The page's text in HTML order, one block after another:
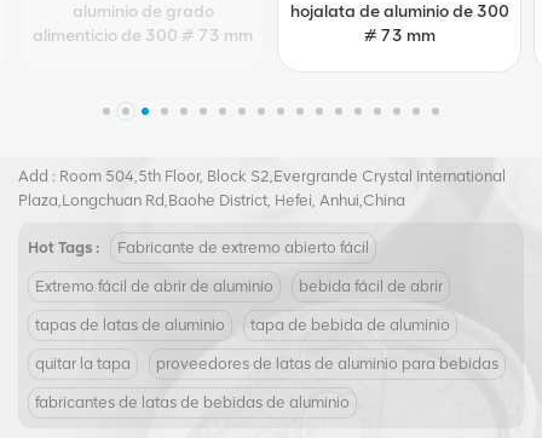
hojalata de aluminio de 300
# 73 mm
aluminio de forma redonda
de 307 # 83 mm
+8617855139217
Add : Room 504,5th Floor, Block S2,Evergrande Crystal International
Plaza,Longchuan Rd,Baohe District, Hefei, Anhui,China
Hot Tags : Fabricante de extremo abierto fácil
Extremo fácil de abrir de aluminio bebida fácil de abrir
tapas de latas de aluminio tapa de bebida de aluminio
quitar la tapa proveedores de latas de aluminio para bebidas
fabricantes de latas de bebidas de aluminio